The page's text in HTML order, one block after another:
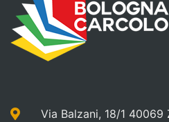
Via Balzani, 18/1 40069